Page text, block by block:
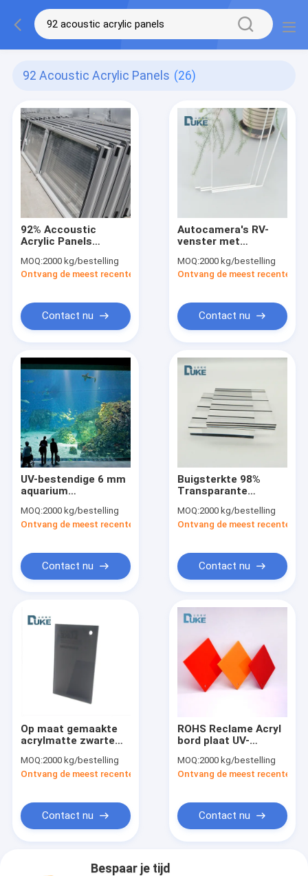
92 Acoustic Acrylic Panels (26)
92% Accoustic
Acrylic Panels
Plexiglas
geluidsschild
MOQ:2000 kg/bestelling
Ontvang de meest recente Prijs
Contact nu
Autocamera's RV-
venster met
PMMA-paneel hoge
resolutie
MOQ:2000 kg/bestelling
Ontvang de meest recente
Contact nu
UV-bestendige 6 mm
aquarium
Perspex acrylplaat
op maat gesneden
MOQ:2000 kg/bestelling
Ontvang de meest recente Prijs
Contact nu
Buigsterkte 98%
Transparante
acrylplaat 8mm
16mm 20mm
MOQ:2000 kg/bestelling
Ontvang de meest recente
Contact nu
Op maat gemaakte
acrylmatte zwarte
reclameborden
MOQ:2000 kg/bestelling
Ontvang de meest recente Prijs
Contact nu
ROHS Reclame Acryl
bord plaat UV-
3mm
MOQ:2000 kg/bestelling
Ontvang de meest recente
Contact nu
Bespaar je tijd